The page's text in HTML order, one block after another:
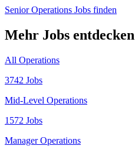
Senior Operations Jobs finden
Mehr Jobs entdecken
All Operations
3742 Jobs
Mid-Level Operations
1572 Jobs
Manager Operations